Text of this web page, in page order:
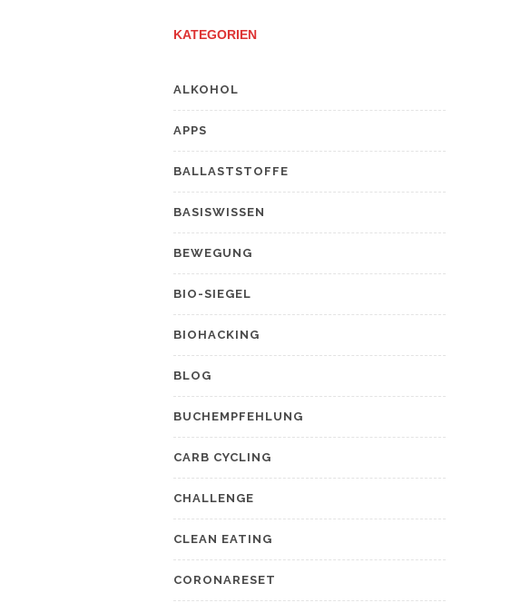
KATEGORIEN
ALKOHOL
APPS
BALLASTSTOFFE
BASISWISSEN
BEWEGUNG
BIO-SIEGEL
BIOHACKING
BLOG
BUCHEMPFEHLUNG
CARB CYCLING
CHALLENGE
CLEAN EATING
CORONARESET